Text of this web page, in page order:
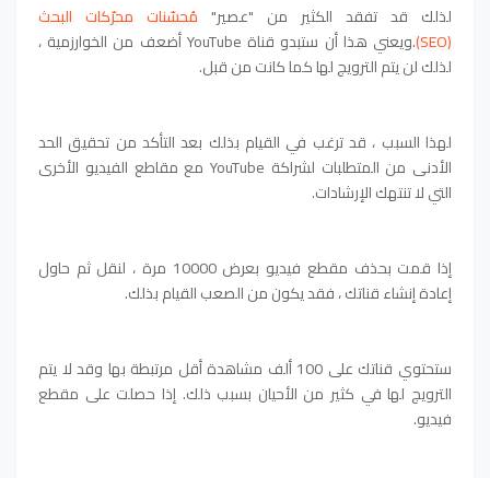
لذلك قد تفقد الكثير من "عصير" مُحسّنات محرّكات البحث
(SEO)
.ويعني هذا أن ستبدو قناة YouTube أضعف من الخوارزمية ،
لذلك لن يتم الترويج لها كما كانت من قبل.
لهذا السبب ، قد ترغب في القيام بذلك بعد التأكد من تحقيق الحد
الأدنى من المتطلبات لشراكة YouTube مع مقاطع الفيديو الأخرى
التي لا تنتهك الإرشادات.
إذا قمت بحذف مقطع فيديو بعرض 10000 مرة ، لنقل ثم حاول
إعادة إنشاء قناتك ، فقد يكون من الصعب القيام بذلك.
ستحتوي قناتك على 100 ألف مشاهدة أقل مرتبطة بها وقد لا يتم
الترويج لها في كثير من الأحيان بسبب ذلك. إذا حصلت على مقطع
فيديو.